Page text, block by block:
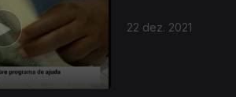
22 dez. 2021